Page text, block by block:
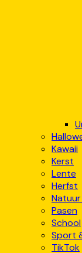
Kawaii
Kerst
Lente
Herfst
Pasen
School
Sport
TikTok